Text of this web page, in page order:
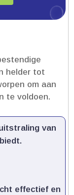
helder tot
om aan
te voldoen.​
van
effectief en